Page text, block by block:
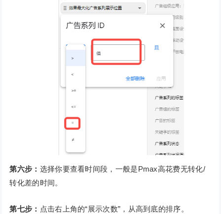
第六步： 选择你要查看时间段，一般是Pmax高花费无转化/
转化差的时间。
第七步： 点击右上角的“展示次数”，从高到底的排序。